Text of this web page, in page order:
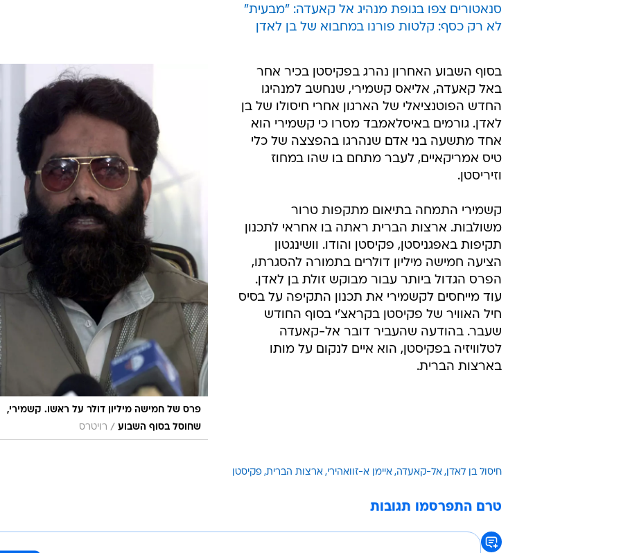
סנאטורים צפו בגופת מנהיג אל קאעדה: "מבעית"
לא רק כסף: קלטות פורנו במחבוא של בן לאדן
פרס של חמישה מיליון דולר על ראשו. קשמירי,
שחוסל בסוף השבוע / רויטרס
בסוף השבוע האחרון נהרג בפקיסטן בכיר אחר
באל קאעדה, אליאס קשמירי, שנחשב למנהיגו
החדש הפוטנציאלי של הארגון אחרי חיסולו של בן
לאדן. גורמים באיסלאמבד מסרו כי קשמירי הוא
אחד מתשעה בני אדם שנהרגו בהפצצה של כלי
טיס אמריקאיים, לעבר מתחם בו שהו במחוז
וזיריסטן.
קשמירי התמחה בתיאום מתקפות טרור
משולבות. ארצות הברית ראתה בו אחראי לתכנון
תקיפות באפגניסטן, פקיסטן והודו. וושינגטון
הציעה חמישה מיליון דולרים בתמורה להסגרתו,
הפרס הגדול ביותר עבור מבוקש זולת בן לאדן.
עוד מייחסים לקשמירי את תכנון התקיפה על בסיס
חיל האוויר של פקיסטן בקראצ'י בסוף החודש
שעבר. בהודעה שהעביר דובר אל-קאעדה
לטלוויזיה בפקיסטן, הוא איים לנקום על מותו
בארצות הברית.
חיסול בן לאדן אל-קאעדה איימן א-זוואהירי ארצות הברית פקיסטן
טרם התפרסמו תגובות